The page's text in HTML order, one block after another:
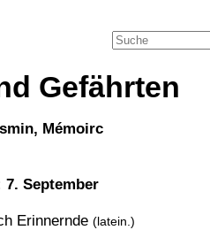
Gefährten
Mémoirc
September
Erinnernde (latein.)